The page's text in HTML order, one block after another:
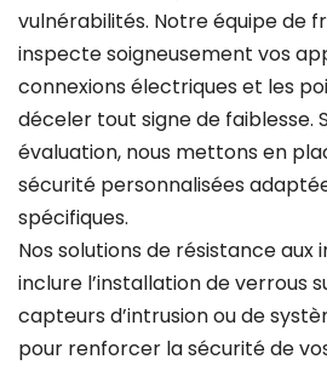
vulnérabilités. Notre équipe de
inspecte soigneusement vos
connexions électriques et les
déceler tout signe de faiblesse.
évaluation, nous mettons en
sécurité personnalisées
spécifiques.
Nos solutions de résistance aux
inclure l’installation de verrous
capteurs d’intrusion ou de
pour renforcer la sécurité de